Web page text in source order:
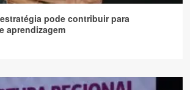
pode contribuir para
aprendizagem